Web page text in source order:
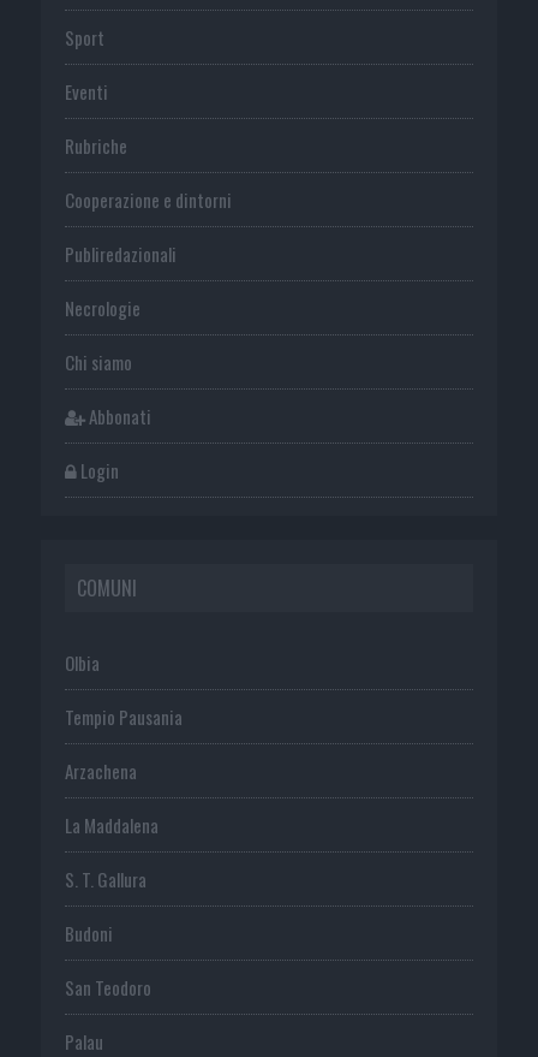
Sport
Eventi
Rubriche
Cooperazione e dintorni
Publiredazionali
Necrologie
Chi siamo
Abbonati
Login
COMUNI
Olbia
Tempio Pausania
Arzachena
La Maddalena
S. T. Gallura
Budoni
San Teodoro
Palau